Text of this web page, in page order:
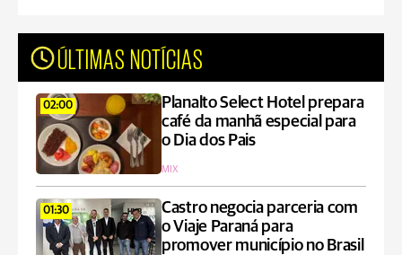
ÚLTIMAS NOTÍCIAS
02:00
Planalto Select Hotel prepara
café da manhã especial para
o Dia dos Pais
MIX
01:30
Castro negocia parceria com
o Viaje Paraná para
promover município no Brasil